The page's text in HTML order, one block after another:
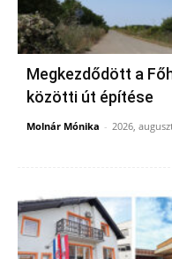
Megkezdődött a
közötti út építése
Molnár Mónika - 2026,